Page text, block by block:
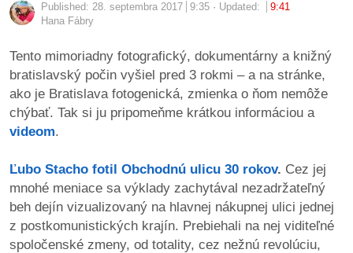
mestské
kauzy
konania
konania
pripomienkové
konania
Published: 28. septembra 2017 9:35 Updated:
9:41
Hana Fábry
Tento mimoriadny fotografický, dokumentárny a knižný
bratislavský počin vyšiel pred 3 rokmi – a na stránke,
ako je Bratislava fotogenická, zmienka o ňom nemôže
chýbať. Tak si ju pripomeňme krátkou informáciou a
videom.
Ľubo Stacho fotil Obchodnú ulicu 30 rokov. Cez jej
mnohé meniace sa výklady zachytával nezadržateľný
beh dejín vizualizovaný na hlavnej nákupnej ulici jednej
z postkomunistických krajín. Prebiehali na nej viditeľné
spoločenské zmeny, od totality, cez nežnú revolúciu,